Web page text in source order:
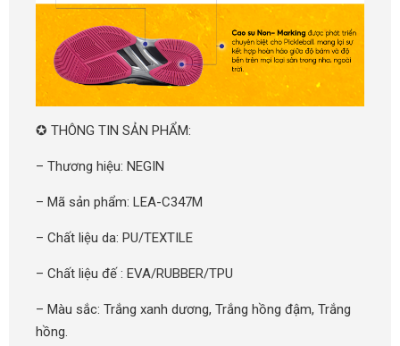
✪ THÔNG TIN SẢN PHẨM:
– Thương hiệu: NEGIN
– Mã sản phẩm: LEA-C347M
– Chất liệu da: PU/TEXTILE
– Chất liệu đế : EVA/RUBBER/TPU
– Màu sắc: Trắng xanh dương, Trắng hồng đậm, Trắng
hồng.